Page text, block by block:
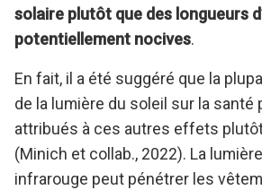
solaire plutôt que des longueurs
potentiellement nocives.
En fait, il a été suggéré que la
de la lumière du soleil sur la santé
attribués à ces autres effets plutôt
(Minich et collab., 2022). La
infrarouge peut pénétrer les